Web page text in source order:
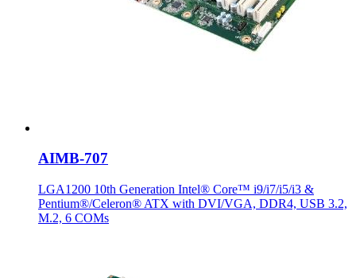
AIMB-707
LGA1200 10th Generation Intel® Core™ i9/i7/i5/i3 &
Pentium®/Celeron® ATX with DVI/VGA, DDR4, USB 3.2,
M.2, 6 COMs